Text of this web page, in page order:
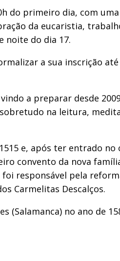
do primeiro dia, com
da eucaristia,
noite do dia 17.
a sua inscrição
a preparar desde
na leitura,
e, após ter entrado
convento da nova
foi responsável pela
Carmelitas Descalços.
(Salamanca) no ano de